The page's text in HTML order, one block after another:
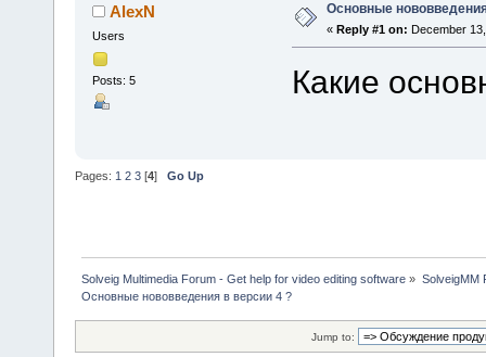
AlexN
Users
Posts: 5
Основные
« Reply #1 on: December
Какие
Pages: 1 2 3 [4] Go Up
Solveig Multimedia Forum - Get help for video editing software » SolveigMM
Основные нововведения в версии 4 ?
Jump to: